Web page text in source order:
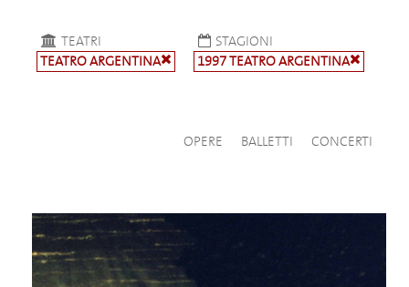
t
i
TEATRI
TEATRO ARGENTINA
STAGIONI
1997 TEATRO ARGENTINA
OPERE BALLETTI CONCERTI